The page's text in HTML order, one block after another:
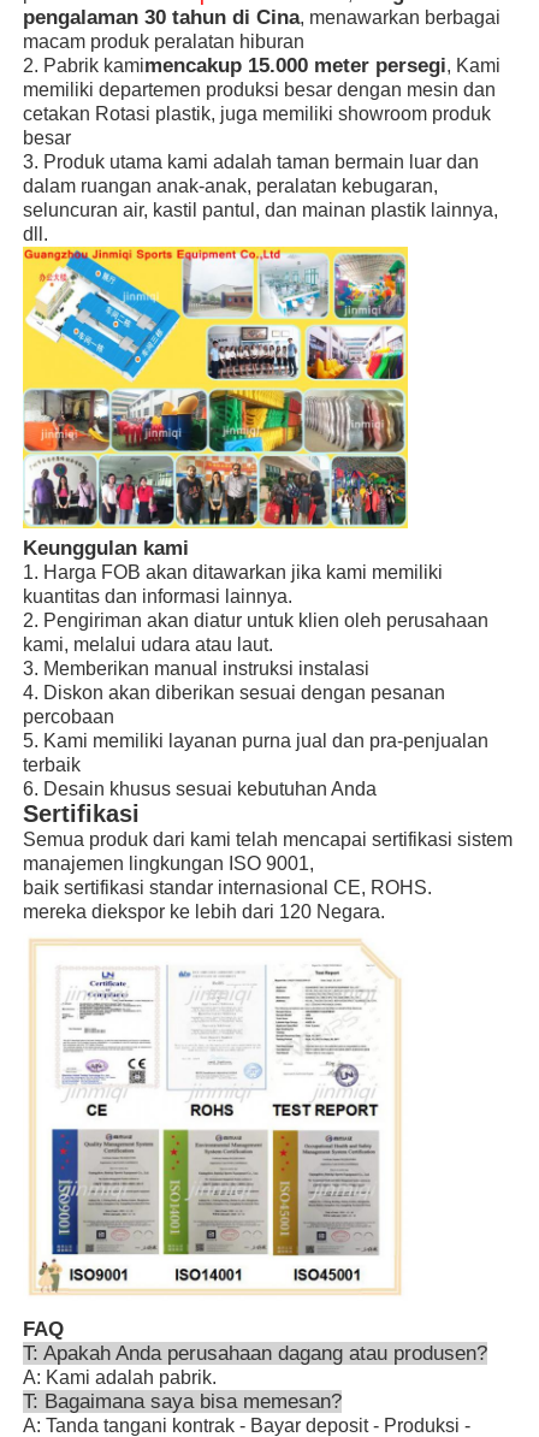
pengalaman 30 tahun di Cina, menawarkan berbagai
macam produk peralatan hiburan
2. Pabrik kamimencakup 15.000 meter persegi, Kami
memiliki departemen produksi besar dengan mesin dan
cetakan Rotasi plastik, juga memiliki showroom produk
besar
3. Produk utama kami adalah taman bermain luar dan
dalam ruangan anak-anak, peralatan kebugaran,
seluncuran air, kastil pantul, dan mainan plastik lainnya,
dll.
Keunggulan kami
1. Harga FOB akan ditawarkan jika kami memiliki
kuantitas dan informasi lainnya.
2. Pengiriman akan diatur untuk klien oleh perusahaan
kami, melalui udara atau laut.
3. Memberikan manual instruksi instalasi
4. Diskon akan diberikan sesuai dengan pesanan
percobaan
5. Kami memiliki layanan purna jual dan pra-penjualan
terbaik
6. Desain khusus sesuai kebutuhan Anda
Sertifikasi
Semua produk dari kami telah mencapai sertifikasi sistem
manajemen lingkungan ISO 9001,
baik sertifikasi standar internasional CE, ROHS.
mereka diekspor ke lebih dari 120 Negara.
FAQ
T: Apakah Anda perusahaan dagang atau produsen?
A: Kami adalah pabrik.
T: Bagaimana saya bisa memesan?
A: Tanda tangani kontrak - Bayar deposit - Produksi -